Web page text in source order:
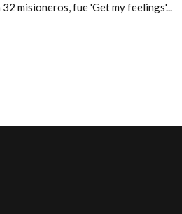
misioneros, fue 'Get my feelings'...